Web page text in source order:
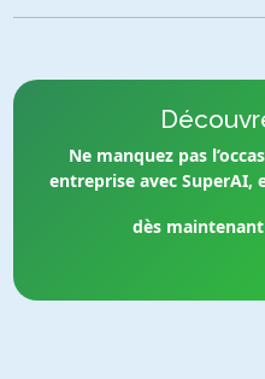
Ne manquez pas
entreprise avec SuperAI,
dès